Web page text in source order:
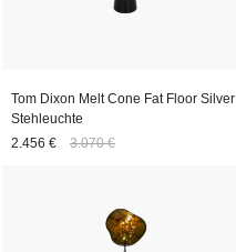
Tom Dixon Melt Cone Fat Floor Silver
Stehleuchte
2.456 €
3.070 €